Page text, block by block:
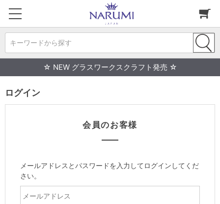
キーワードから探す
☆ NEW グラスワークスクラフト発売 ☆
ログイン
会員のお客様
メールアドレスとパスワードを入力してログインしてくだ
さい。